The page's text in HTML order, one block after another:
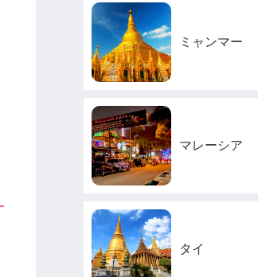
ミャンマー
マレーシア
タイ